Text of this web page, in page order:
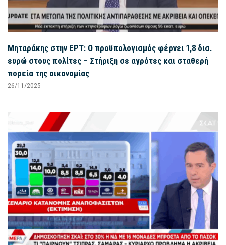
Μηταράκης στην ΕΡΤ: Ο προϋπολογισμός φέρνει 1,8 δισ.
ευρώ στους πολίτες – Στήριξη σε αγρότες και σταθερή
πορεία της οικονομίας
26/11/2025